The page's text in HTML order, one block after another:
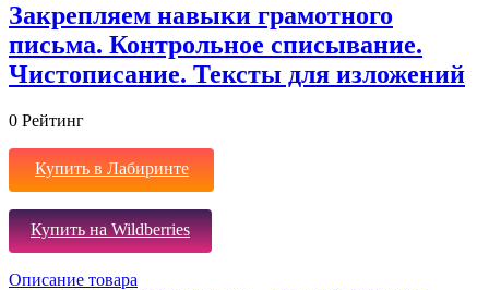
Закрепляем навыки грамотного
письма. Контрольное списывание.
Чистописание. Тексты для изложений
0 Рейтинг
Купить в Лабиринте
Купить на Wildberries
Описание товара